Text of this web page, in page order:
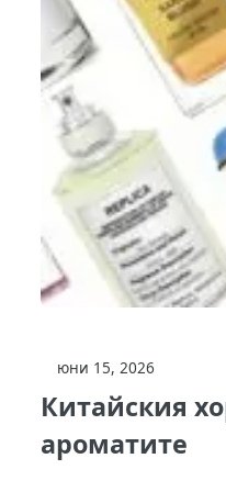
юни 15, 2026
Китайския
ароматите